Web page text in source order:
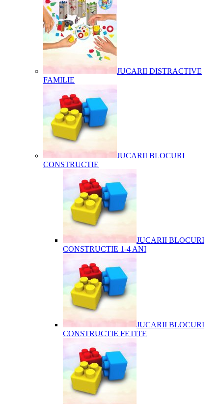
JUCARII DISTRACTIVE
FAMILIE
JUCARII BLOCURI
CONSTRUCTIE
JUCARII BLOCURI
CONSTRUCTIE 1-4 ANI
JUCARII BLOCURI
CONSTRUCTIE FETITE